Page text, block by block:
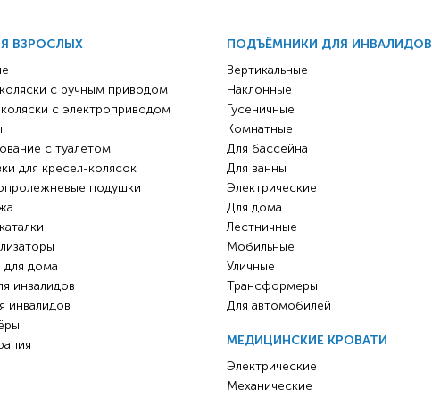
ВЗРОСЛЫХ
с ручным приводом
с электроприводом
с туалетом
для кресел-колясок
подушки
для дома
инвалидов
инвалидов
ПОДЪЁМНИКИ ДЛЯ ИНВАЛИДОВ
Вертикальные
Наклонные
Гусеничные
Комнатные
Для бассейна
Для ванны
Электрические
Для дома
Лестничные
Мобильные
Уличные
Трансформеры
Для автомобилей
МЕДИЦИНСКИЕ КРОВАТИ
Электрические
Механические